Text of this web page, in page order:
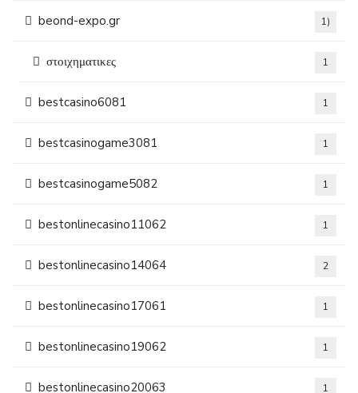
beond-expo.gr 1)
στοιχηματικες 1
bestcasino6081 1
bestcasinogame3081 1
bestcasinogame5082 1
bestonlinecasino11062 1
bestonlinecasino14064 2
bestonlinecasino17061 1
bestonlinecasino19062 1
bestonlinecasino20063 1